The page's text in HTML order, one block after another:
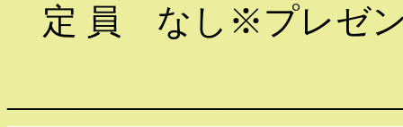
定 員 なし※プレゼン